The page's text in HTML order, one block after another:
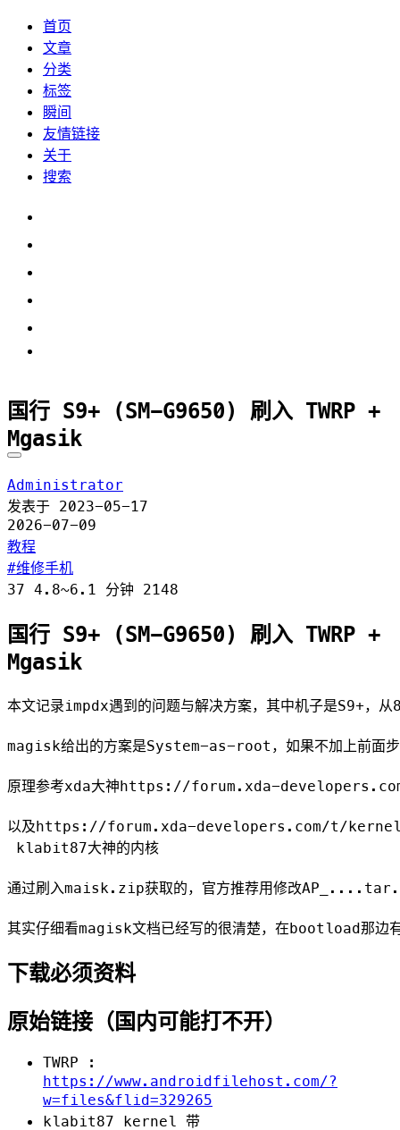
首页
文章
分类
标签
瞬间
友情链接
关于
搜索
国行 S9+ (SM-G9650) 刷入 TWRP +
Mgasik
Administrator
发表于 2023-05-17
2026-07-09
教程
维修手机
37 4.8~6.1 分钟 2148
国行 S9+ (SM-G9650) 刷入 TWRP +
Mgasik
本文记录impdx遇到的问题与解决方案，其中机子是S9+
magisk给出的方案是System-as-root，如果不加上前
原理参考xda大神https://forum.xda-
以及https://forum.xda-developers.com/t/
klabit87大神的内核
通过刷入maisk.zip获取的，官方推荐用修改
下载必须资料
原始链接（国内可能打不开）
TWRP :
https://www.androidfilehost.com/?
w=files&flid=329265
klabit87 kernel 带